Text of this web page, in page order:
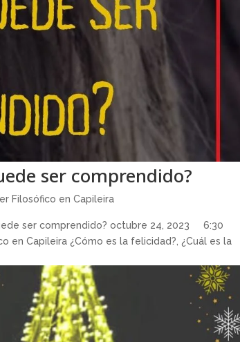
ser comprendido?
Filosófico en Capileira
ser comprendido? octubre 24, 2023 6:30
en Capileira ¿Cómo es la felicidad?, ¿Cuál es la